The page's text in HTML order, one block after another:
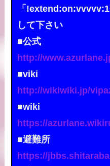
「
して下さい
■公式
http://
■viki
http://wikiwiki.jp/
■wiki
https://
■避難所
https://